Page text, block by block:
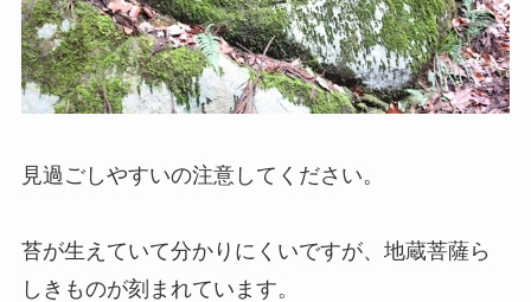
見過ごしやすいの注意してください。
苔が生えていて分かりにくいですが、地蔵菩薩ら
しきものが刻まれています。